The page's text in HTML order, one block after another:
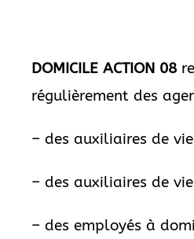
DOMICILE ACTION 08
régulièrement des
– des auxiliaires de
– des auxiliaires de
– des employés à